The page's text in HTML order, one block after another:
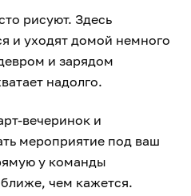
рисуют. Здесь
и уходят домой немного
и зарядом
надолго.
вечеринок и
мероприятие под ваш
у команды
чем кажется.